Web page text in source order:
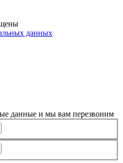
данных
данные и мы вам перезвоним